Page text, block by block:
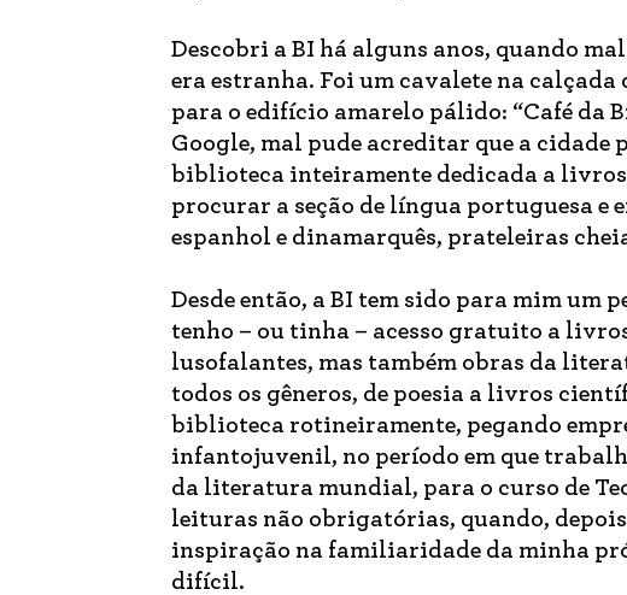
Descobri a BI há alguns anos, quando
era estranha. Foi um cavalete na
para o edifício amarelo pálido: “Café da
Google, mal pude acreditar que a cidade
biblioteca inteiramente dedicada a
procurar a seção de língua portuguesa e
espanhol e dinamarquês, prateleiras
Desde então, a BI tem sido para mim um
tenho – ou tinha – acesso gratuito a
lusofalantes, mas também obras da
todos os gêneros, de poesia a livros
biblioteca rotineiramente, pegando
infantojuvenil, no período em que
da literatura mundial, para o curso de
leituras não obrigatórias, quando,
inspiração na familiaridade da minha
difícil.